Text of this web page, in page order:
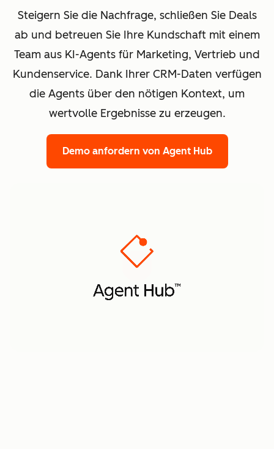
Steigern Sie die Nachfrage, schließen Sie Deals
ab und betreuen Sie Ihre Kundschaft mit einem
Team aus KI-Agents für Marketing, Vertrieb und
Kundenservice. Dank Ihrer CRM-Daten verfügen
die Agents über den nötigen Kontext, um
wertvolle Ergebnisse zu erzeugen.
Demo anfordern von Agent Hub